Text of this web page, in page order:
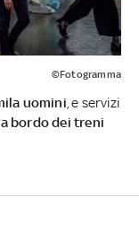
©Fotogramma
uomini , e servizi
bordo dei treni